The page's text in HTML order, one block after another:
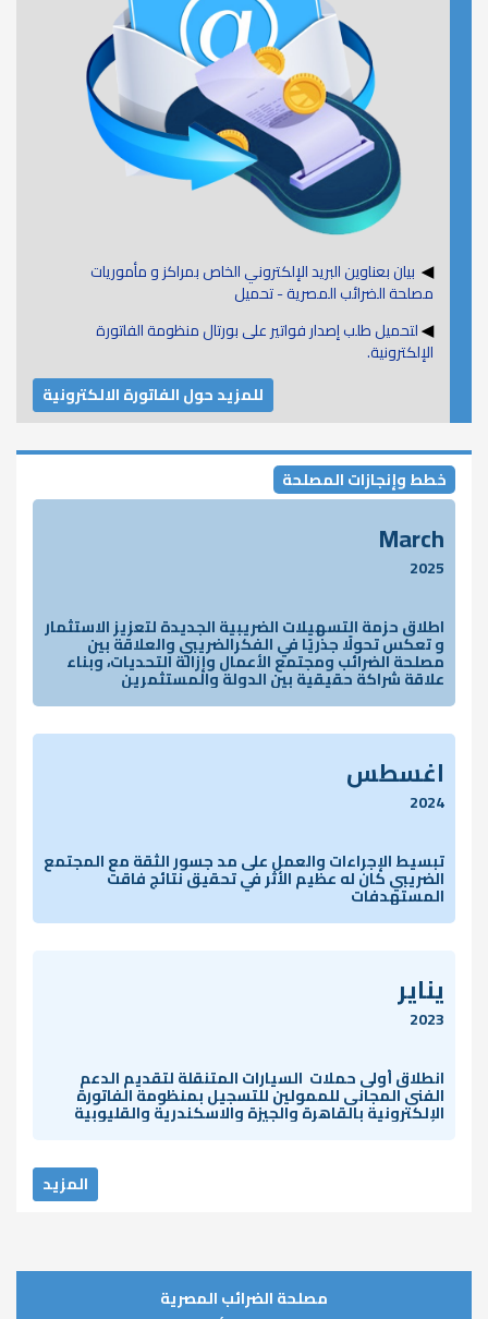
◀ بيان بعناوين البريد الإلكتروني الخاص بمراكز و مأموريات
مصلحة الضرائب المصرية - تحميل
◀لتحميل طلب إصدار فواتير على بورتال منظومة الفاتورة
الإلكترونية.
للمزيد حول الفاتورة الالكترونية
خطط وإنجازات المصلحة
March
2025
اطلاق حزمة التسهيلات الضريبية الجديدة لتعزيز الاستثمار
و تعكس تحولًا جذريًا في الفكرالضريبي والعلاقة بين
مصلحة الضرائب ومجتمع الأعمال وإزالة التحديات، وبناء
علاقة شراكة حقيقية بين الدولة والمستثمرين
اغسطس
2024
تبسيط الإجراءات والعمل على مد جسور الثقة مع المجتمع
الضريبي كان له عظيم الأثر في تحقيق نتائج فاقت
المستهدفات
يناير
2023
انطلاق أولى حملات السيارات المتنقلة لتقديم الدعم
الفنى المجانى للممولين للتسجيل بمنظومة الفاتورة
الإلكترونية بالقاهرة والجيزة والاسكندرية والقليوبية
المزيد
مصلحة الضرائب المصرية